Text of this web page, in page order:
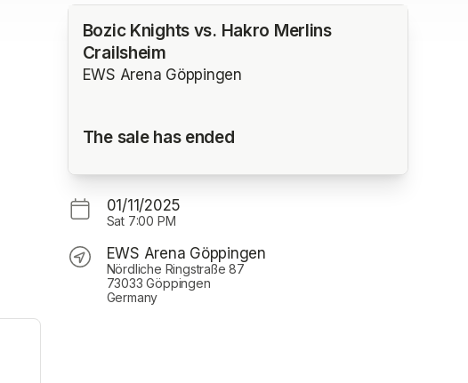
Bozic Knights vs. Hakro Merlins
Crailsheim
EWS Arena Göppingen
The sale has ended
01/11/2025
Sat 7:00 PM
EWS Arena Göppingen
Nördliche Ringstraße 87
73033 Göppingen
Germany